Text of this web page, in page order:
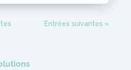
Entrées suivantes »